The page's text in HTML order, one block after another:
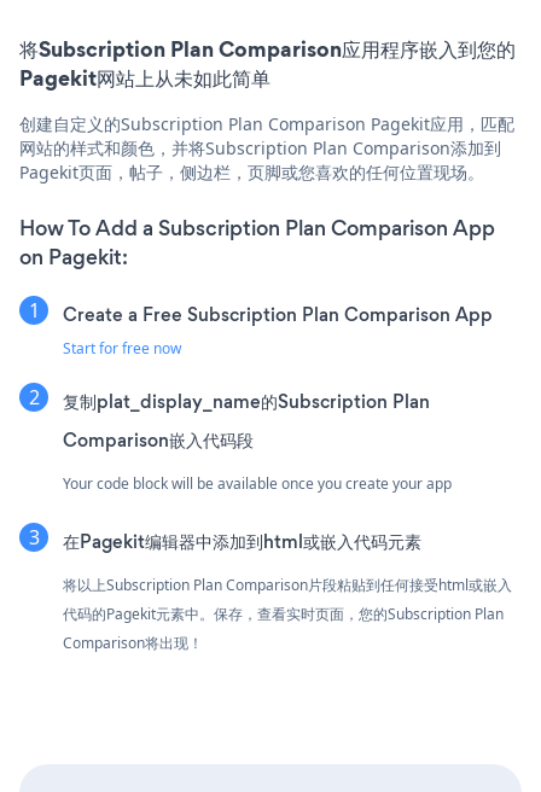
将Subscription Plan Comparison应用程序嵌入到您的
Pagekit网站上从未如此简单
创建自定义的Subscription Plan Comparison Pagekit应用，匹配
网站的样式和颜色，并将Subscription Plan Comparison添加到
Pagekit页面，帖子，侧边栏，页脚或您喜欢的任何位置现场。
How To Add a Subscription Plan Comparison App
on Pagekit:
Create a Free Subscription Plan Comparison App
Start for free now
复制plat_display_name的Subscription Plan
Comparison嵌入代码段
Your code block will be available once you create your app
在Pagekit编辑器中添加到html或嵌入代码元素
将以上Subscription Plan Comparison片段粘贴到任何接受html或嵌入
代码的Pagekit元素中。保存，查看实时页面，您的Subscription Plan
Comparison将出现！